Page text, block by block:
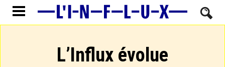
L’Influx évolue